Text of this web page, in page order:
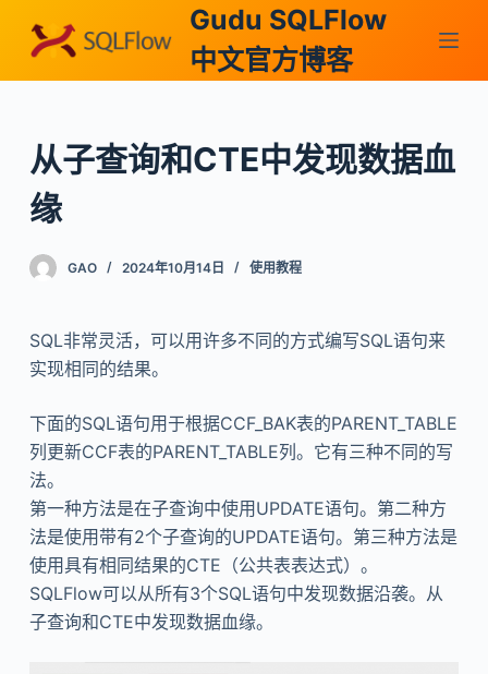
跳
过
内
Gudu SQLFlow
中文官方博客
从子查询和CTE中发现数据血
缘
GAO 2024年10月14日 使用教程
SQL非常灵活，可以用许多不同的方式编写SQL语句来
实现相同的结果。
下面的SQL语句用于根据CCF_BAK表的PARENT_TABLE
列更新CCF表的PARENT_TABLE列。它有三种不同的写
法。
第一种方法是在子查询中使用UPDATE语句。第二种方
法是使用带有2个子查询的UPDATE语句。第三种方法是
使用具有相同结果的CTE（公共表表达式）。
SQLFlow可以从所有3个SQL语句中发现数据沿袭。从
子查询和CTE中发现数据血缘。